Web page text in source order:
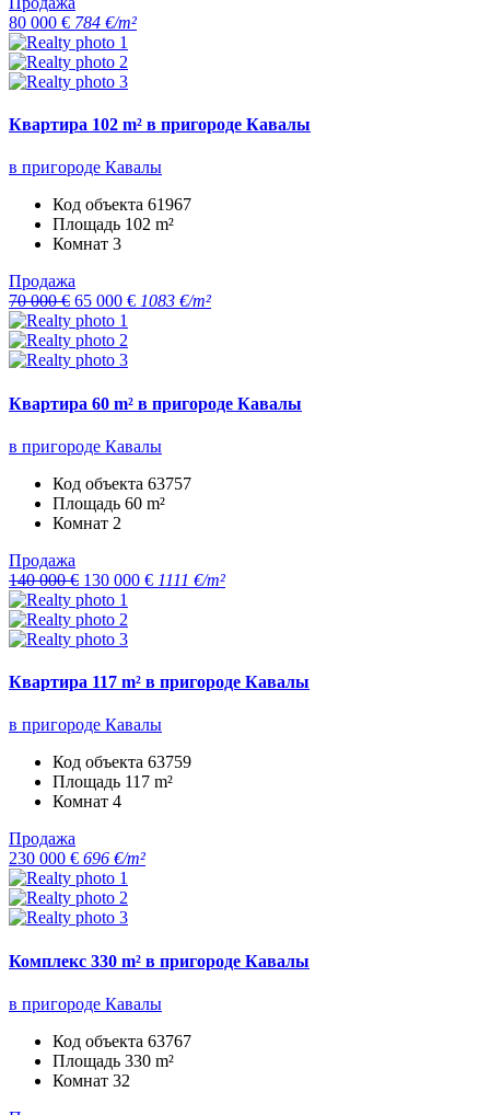
80 000 € 784 €/m²
Квартира 102 m² в пригороде Кавалы
в пригороде Кавалы
Код объекта 61967
Площадь 102 m²
Комнат 3
Продажа
70 000 € 65 000 € 1083 €/m²
Квартира 60 m² в пригороде Кавалы
в пригороде Кавалы
Код объекта 63757
Площадь 60 m²
Комнат 2
Продажа
140 000 € 130 000 € 1111 €/m²
Квартира 117 m² в пригороде Кавалы
в пригороде Кавалы
Код объекта 63759
Площадь 117 m²
Комнат 4
Продажа
230 000 € 696 €/m²
Комплекс 330 m² в пригороде Кавалы
в пригороде Кавалы
Код объекта 63767
Площадь 330 m²
Комнат 32